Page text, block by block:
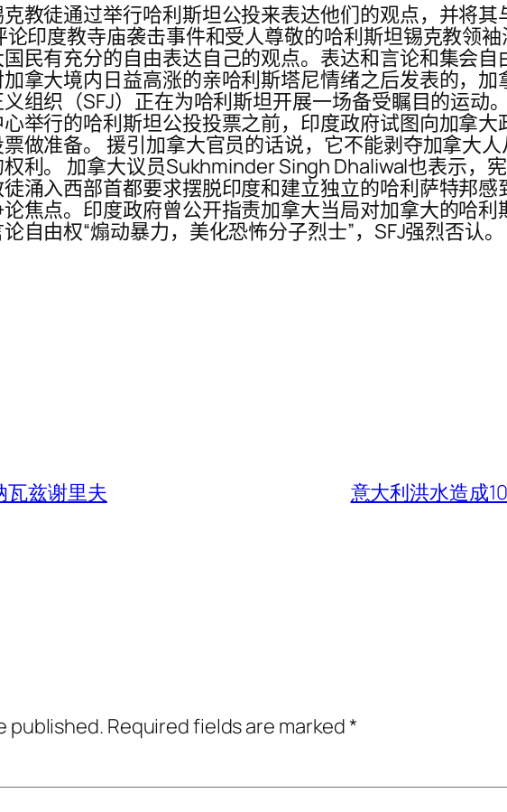
教徒通过举行哈利斯坦公投来表达他们的观点，并将
印度教寺庙袭击事件和受人尊敬的哈利斯坦锡克教领
民有充分的自由表达自己的观点。表达和言论和集会
拿大境内日益高涨的亲哈利斯塔尼情绪之后发表的，
组织（SFJ）正在为哈利斯坦开展一场备受瞩目的运动
举行的哈利斯坦公投投票之前，印度政府试图向加拿
做准备。 援引加拿大官员的话说，它不能剥夺加拿大
利。 加拿大议员Sukhminder Singh Dhaliwal也表示，
涌入西部首都要求摆脱印度和建立独立的哈利萨特邦
焦点。印度政府曾公开指责加拿大当局对加拿大的哈
自由权“煽动暴力，美化恐怖分子烈士”，SFJ强烈否认。
瓦兹谢里夫 意大利洪水造成
published. Required fields are marked*